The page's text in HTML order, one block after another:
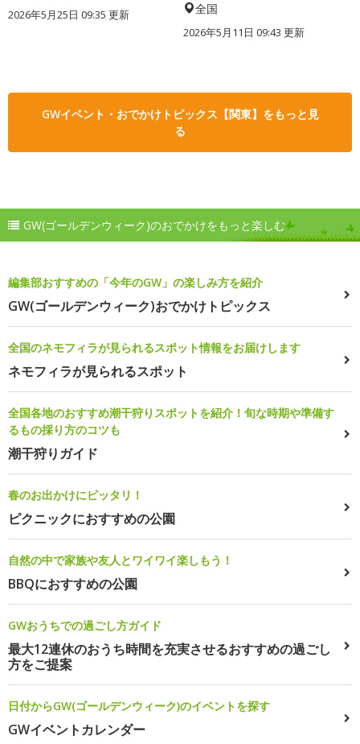
2026年5月25日 09:35 更新 全国
2026年5月11日 09:43 更新
GWイベント・おでかけトピックス【関東】をもっと見
る
GW(ゴールデンウィーク)のおでかけをもっと楽しむ
編集部おすすめの「今年のGW」の楽しみ方を紹介
GW(ゴールデンウィーク)おでかけトピックス
全国のネモフィラが見られるスポット情報をお届けします
ネモフィラが見られるスポット
全国各地のおすすめ潮干狩りスポットを紹介！旬な時期や準備す
るもの採り方のコツも
潮干狩りガイド
春のお出かけにピッタリ！
ピクニックにおすすめの公園
自然の中で家族や友人とワイワイ楽しもう！
BBQにおすすめの公園
GWおうちでの過ごし方ガイド
最大12連休のおうち時間を充実させるおすすめの過ごし
方をご提案
日付からGW(ゴールデンウィーク)のイベントを探す
GWイベントカレンダー